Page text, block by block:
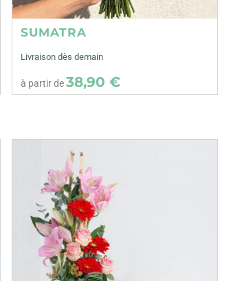
SUMATRA
Livraison dès demain
à partir de38,90 €